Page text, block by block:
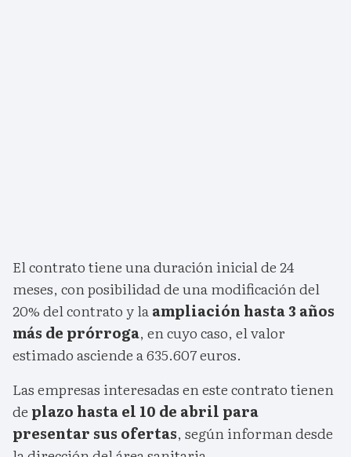
El contrato tiene una duración inicial de 24
meses, con posibilidad de una modificación del
20% del contrato y laampliación hasta 3 años
más de prórroga, en cuyo caso, el valor
estimado asciende a 635.607 euros.
Las empresas interesadas en este contrato tienen
de plazo hasta el 10 de abril para
presentar sus ofertas, según informan desde